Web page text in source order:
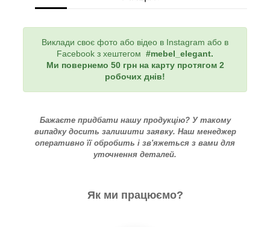
Виклади своє фото або відео в Instagram або в
Facebook з хештегом #mebel_elegant.
Ми повернемо 50 грн на карту протягом 2
робочих днів!
Бажаєте придбати нашу продукцію? У такому
випадку досить залишити заявку. Наш менеджер
оперативно її обробить і зв'яжеться з вами для
уточнення деталей.
Як ми працюємо?